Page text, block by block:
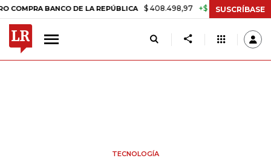
BANCO DE LA REPÚBLICA $ 408.498,97 +$ 8.753,81 +2,19%
SUSCRÍBASE
TECNOLOGÍA